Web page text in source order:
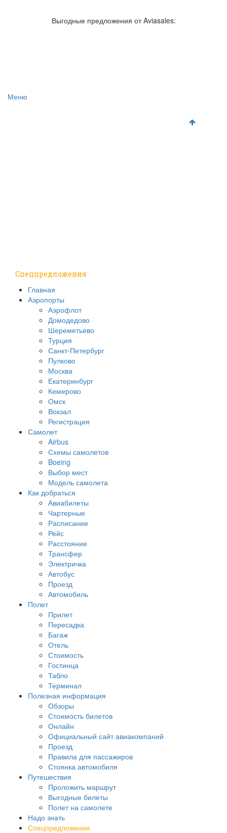
Отзывы об аэропортах
Отслеживание самолетов онлайн
Поиск авиакасс
Выгодные предложения от Aviasales:
Меню
Спецпредложения
Главная
Аэропорты
Аэрофлот
Домодедово
Шереметьево
Турция
Санкт-Петербург
Пулково
Москва
Екатеринбург
Кемерово
Омск
Вокзал
Регистрация
Самолет
Airbus
Схемы самолетов
Boeing
Выбор мест
Модель самолета
Как добраться
Авиабилеты
Чартерные
Расписание
Рейс
Расстояние
Трансфер
Электричка
Автобус
Проезд
Автомобиль
Полет
Прилет
Пересадка
Багаж
Отель
Стоимость
Гостинца
Табло
Терминал
Полезная информация
Обзоры
Стоимость билетов
Онлайн
Официальный сайт авиакомпаний
Проезд
Правила для пассажиров
Стоянка автомобиля
Путешествия
Проложить маршрут
Выгодные билеты
Полет на самолете
Надо знать
Спецпредложения